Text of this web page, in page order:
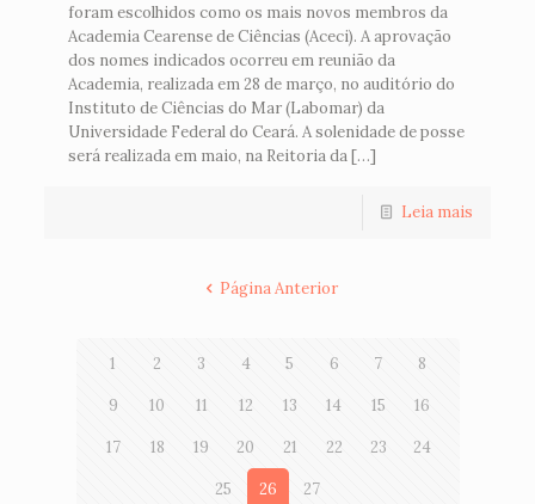
foram escolhidos como os mais novos membros da
Academia Cearense de Ciências (Aceci). A aprovação
dos nomes indicados ocorreu em reunião da
Academia, realizada em 28 de março, no auditório do
Instituto de Ciências do Mar (Labomar) da
Universidade Federal do Ceará. A solenidade de posse
será realizada em maio, na Reitoria da […]
Leia mais
Página Anterior
1 2 3 4 5 6 7 8
9 10 11 12 13 14 15 16
17 18 19 20 21 22 23 24
25 26 27